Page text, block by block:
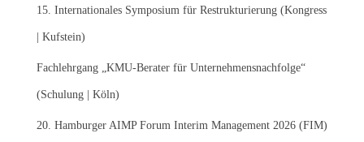
15. Internationales Symposium für Restrukturierung (Kongress
| Kufstein)
Fachlehrgang „KMU-Berater für Unternehmensnachfolge“
(Schulung | Köln)
20. Hamburger AIMP Forum Interim Management 2026 (FIM)